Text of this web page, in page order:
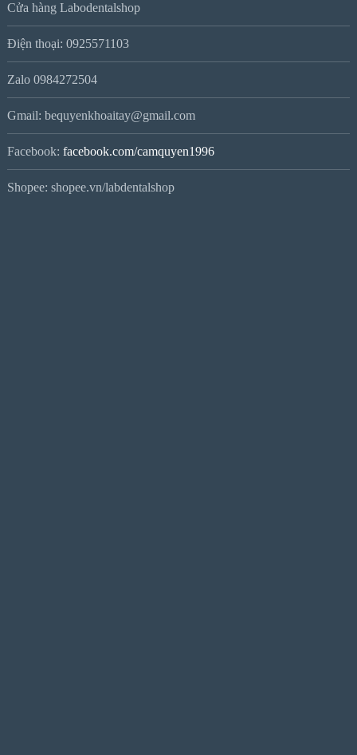
Cửa hàng Labodentalshop
Điện thoại: 0925571103
Zalo 0984272504
Gmail: bequyenkhoaitay@gmail.com
Facebook: facebook.com/camquyen1996
Shopee: shopee.vn/labdentalshop